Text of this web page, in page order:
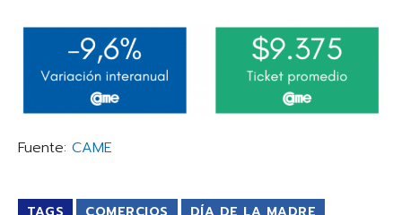
Fuente: CAME